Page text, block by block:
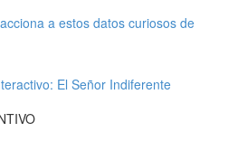
a estos datos curiosos de
El Señor Indiferente